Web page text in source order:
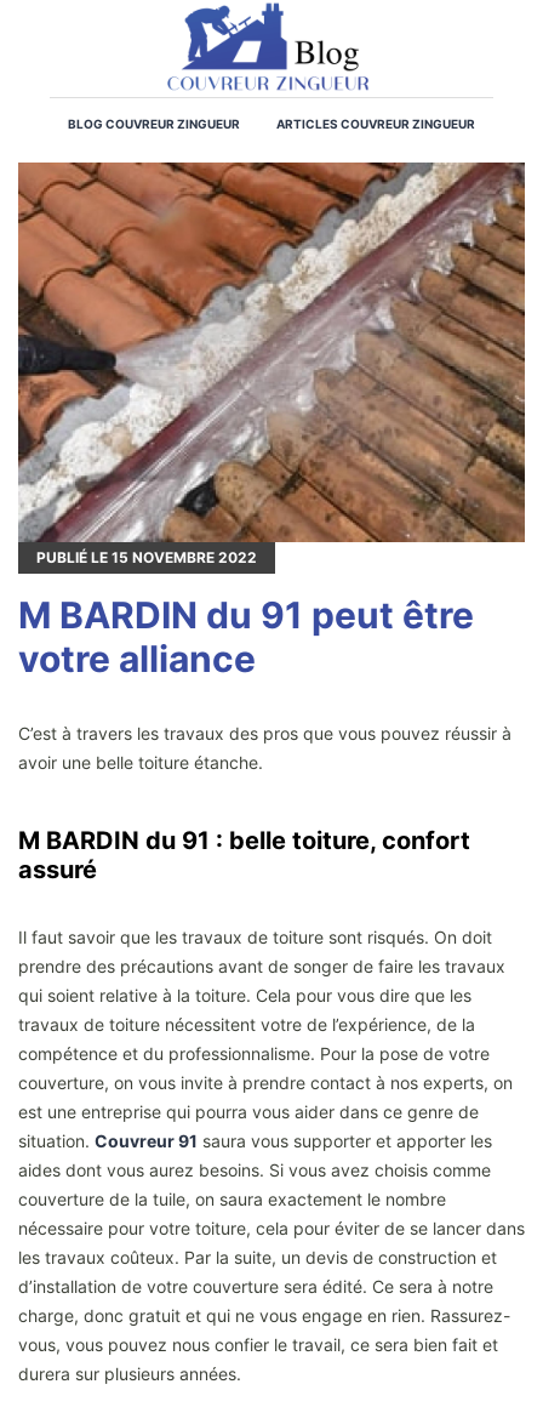
BLOG COUVREUR ZINGUEUR ARTICLES COUVREUR ZINGUEUR
PUBLIÉ LE 15 NOVEMBRE 2022
M BARDIN du 91 peut être
votre alliance
C’est à travers les travaux des pros que vous pouvez réussir à
avoir une belle toiture étanche.
M BARDIN du 91 : belle toiture, confort
assuré
Il faut savoir que les travaux de toiture sont risqués. On doit
prendre des précautions avant de songer de faire les travaux
qui soient relative à la toiture. Cela pour vous dire que les
travaux de toiture nécessitent votre de l’expérience, de la
compétence et du professionnalisme. Pour la pose de votre
couverture, on vous invite à prendre contact à nos experts, on
est une entreprise qui pourra vous aider dans ce genre de
situation. Couvreur 91 saura vous supporter et apporter les
aides dont vous aurez besoins. Si vous avez choisis comme
couverture de la tuile, on saura exactement le nombre
nécessaire pour votre toiture, cela pour éviter de se lancer dans
les travaux coûteux. Par la suite, un devis de construction et
d’installation de votre couverture sera édité. Ce sera à notre
charge, donc gratuit et qui ne vous engage en rien. Rassurez-
vous, vous pouvez nous confier le travail, ce sera bien fait et
durera sur plusieurs années.